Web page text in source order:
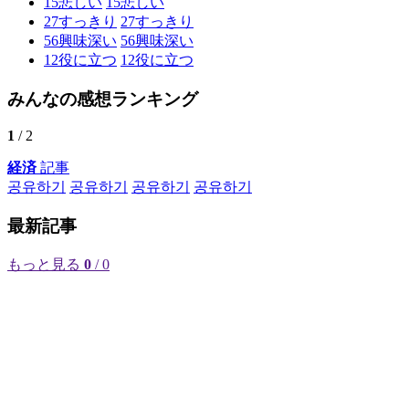
27すっきり 27すっきり
56興味深い 56興味深い
12役に立つ 12役に立つ
みんなの感想ランキング
1 / 2
経済記事
공유하기
공유하기 공유하기 공유하기
最新記事
もっと見る 0 / 0